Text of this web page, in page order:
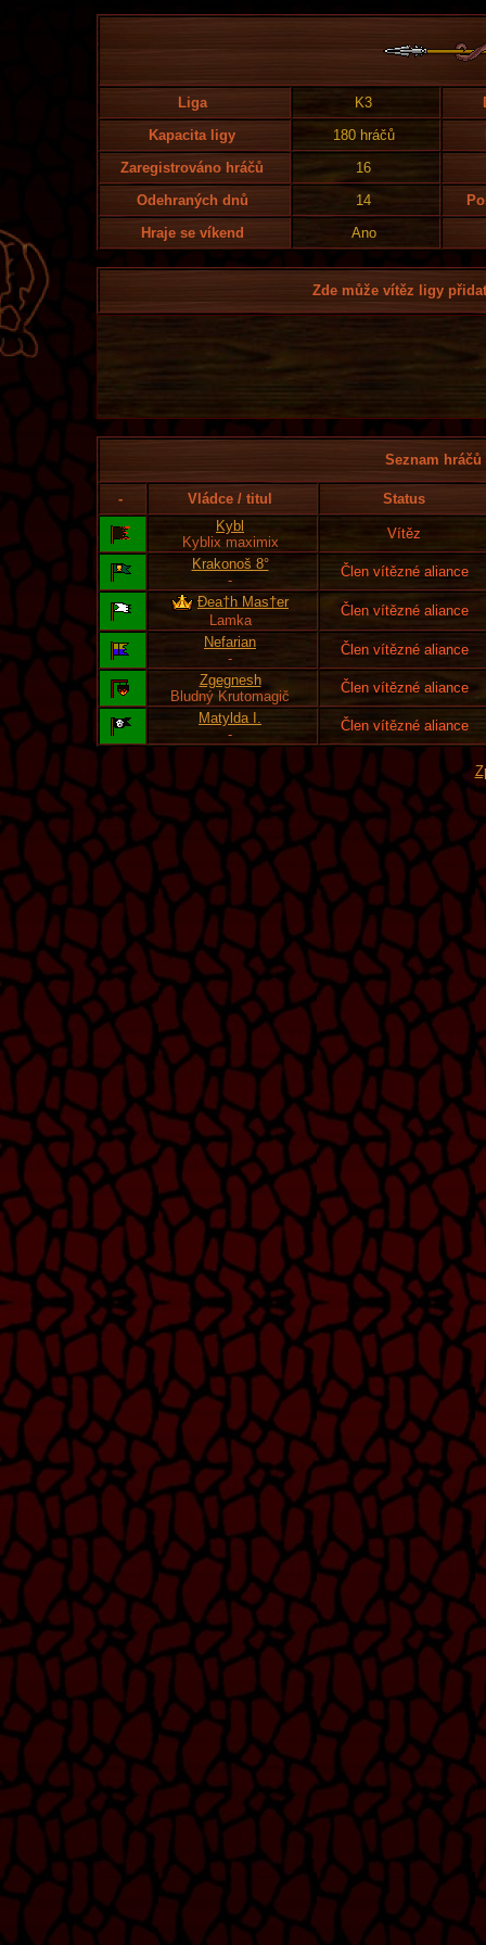
Liga K3
Kapacita ligy
180 hráčů
Zaregistrováno hráčů
16
Odehraných dnů
14
Hraje se víkend
Ano
Zde může vítěz ligy
Seznam
- Vládce / titul
Status
Kybl
Kyblix maximix
Vítěz
Krakonoš 8°
-
Člen vítězné aliance
Đea†h Mas†er
Lamka
Člen vítězné aliance
Nefarian
-
Člen vítězné aliance
Zgegnesh
Bludný Krutomagič
Člen vítězné aliance
Matylda I.
-
Člen vítězné aliance